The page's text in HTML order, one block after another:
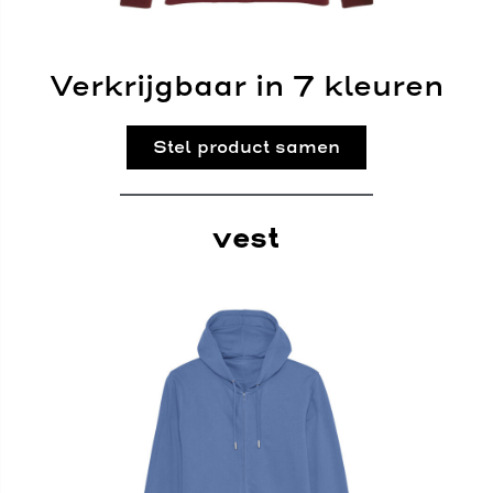
Verkrijgbaar in 7 kleuren
Stel product samen
vest